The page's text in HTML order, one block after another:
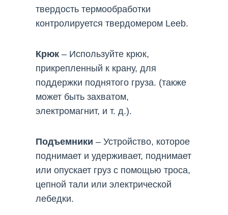
твердость термообработки
контролируется твердомером Leeb.
Крюк – Используйте крюк,
прикрепленный к крану, для
поддержки поднятого груза. (также
может быть захватом,
электромагнит, и т. д.).
Подъемники – Устройство, которое
поднимает и удерживает, поднимает
или опускает груз с помощью троса,
цепной тали или электрической
лебедки.